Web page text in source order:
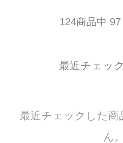
124商品中
最近チェッ
最近チェックした商
ん。